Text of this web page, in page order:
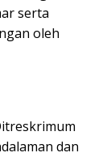
serta
oleh
dan